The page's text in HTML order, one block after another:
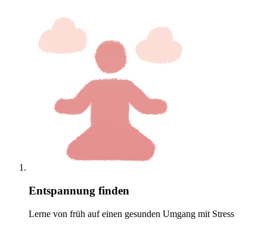
Entspannung finden
Lerne von früh auf einen gesunden Umgang mit Stress